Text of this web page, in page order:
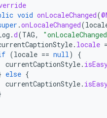
void onLocaleChanged(
.onLocaleChanged(
.d(TAG,
. locale =
(locale == null)
{
currentCaptionStyle.
else {
currentCaptionStyle.